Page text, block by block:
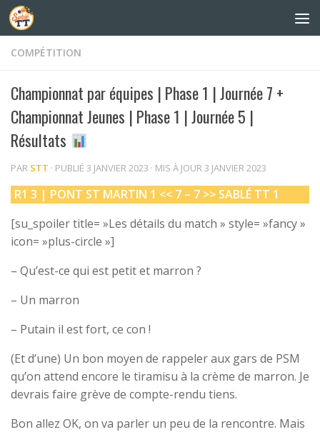
Skip to content
COMPÉTITION
Championnat par équipes | Phase 1 | Journée 7 +
Championnat Jeunes | Phase 1 | Journée 5 |
Résultats
PAR STT · PUBLIÉ 3 JANVIER 2023 · MIS À JOUR3 JANVIER 2023
R1 3 | PONT ST MARTIN 1 << 7 – 7 >> SABLÉ TT 1
[su_spoiler title= »Les détails du match » style= »fancy »
icon= »plus-circle »]
– Qu’est-ce qui est petit et marron ?
– Un marron
– Putain il est fort, ce con !
(Et d’une) Un bon moyen de rappeler aux gars de PSM
qu’on attend encore le tiramisu à la crème de marron. Je
devrais faire grève de compte-rendu tiens.
Bon allez OK, on va parler un peu de la rencontre. Mais